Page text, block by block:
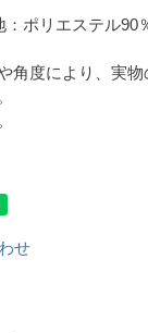
ポリエステル90
角度により、実物
せ